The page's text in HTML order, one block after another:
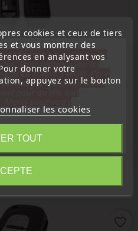
De Clé Plip Compatible
cookies et ceux de tiers
et vous montrer des
en analysant vos
donner votre
appuyez sur le bouton
les cookies
TOUT
fermée pour congés du
Pour cette raison les
7 aout 14H00. Pour
réceptionner votre
pour qu'elle soit